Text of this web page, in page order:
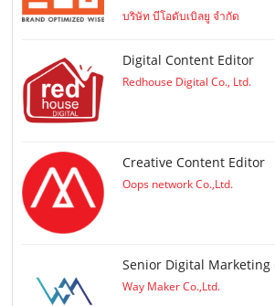
บริษัท บีโอดับเบิลยู จำกัด
Digital Content Editor
Redhouse Digital Co., Ltd.
Creative Content Editor
Oops network Co.,Ltd.
Senior Digital Marketing
Way Maker Co.,Ltd.